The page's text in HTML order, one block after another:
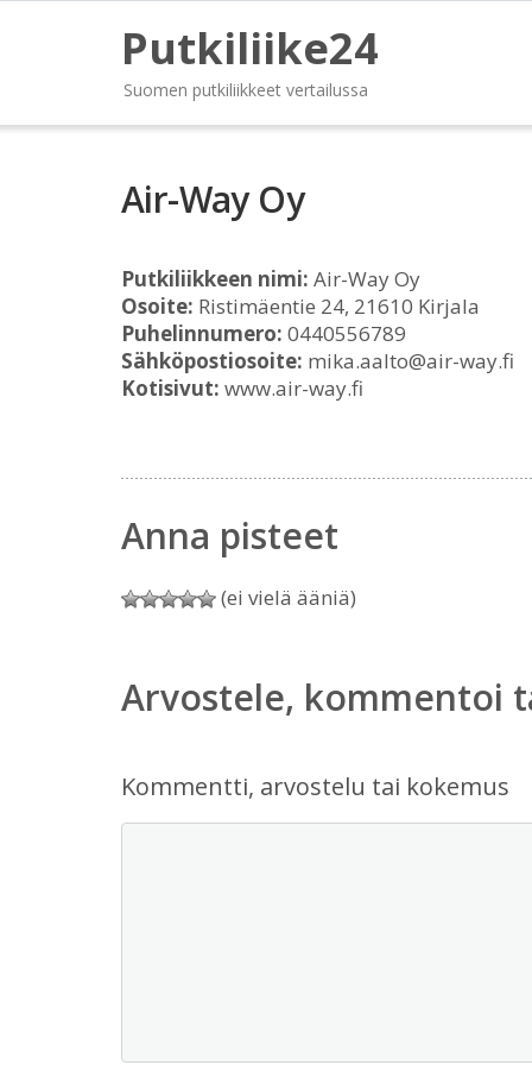
Putkiliike24
Suomen putkiliikkeet vertailussa
Air-Way Oy
Putkiliikkeen nimi: Air-Way Oy
Osoite: Ristimäentie 24, 21610 Kirjala
Puhelinnumero: 0440556789
Sähköpostiosoite: mika.aalto@air-way.fi
Kotisivut: www.air-way.fi
Anna pisteet
(ei vielä ääniä)
Arvostele, kommentoi
Kommentti, arvostelu tai kokemus